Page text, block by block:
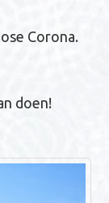
Corona.
doen!